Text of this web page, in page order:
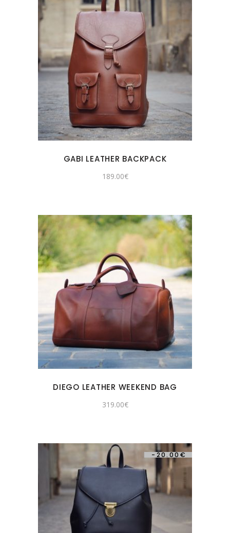
GABI LEATHER BACKPACK
189.00€
DIEGO LEATHER WEEKEND BAG
319.00€
-20.00€